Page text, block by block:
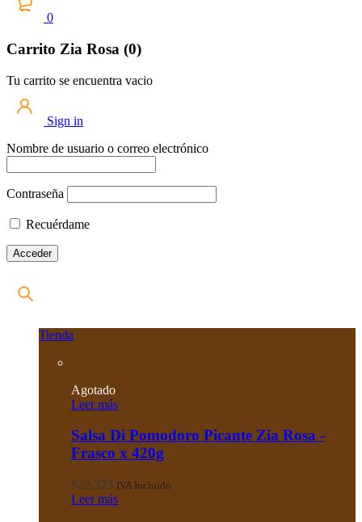
0
Carrito Zia Rosa (0)
Tu carrito se encuentra vacio
Sign in
Nombre de usuario o correo electrónico
Contraseña
Recuérdame
Tienda
Agotado
Leer más
Salsa Di Pomodoro Picante Zia Rosa -
Frasco x 420g
$22,323 IVA Incluido
Leer más